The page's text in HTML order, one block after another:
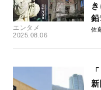
エンタメ
2025.08.06
佐